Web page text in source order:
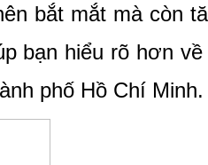
bắt mắt mà còn
bạn hiểu rõ hơn
phố Hồ Chí Minh.